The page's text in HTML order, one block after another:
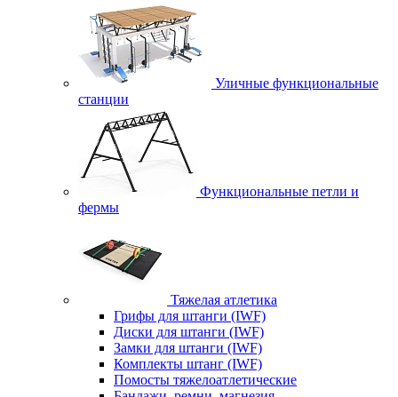
Уличные функциональные
станции
Функциональные петли и
фермы
Тяжелая атлетика
Грифы для штанги (IWF)
Диски для штанги (IWF)
Замки для штанги (IWF)
Комплекты штанг (IWF)
Помосты тяжелоатлетические